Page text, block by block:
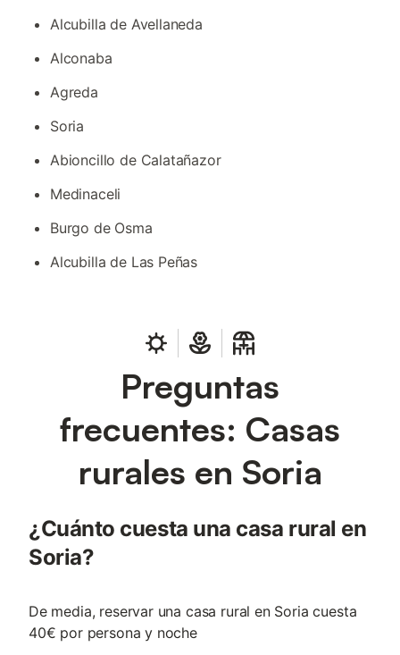
Alcubilla de Avellaneda
Alconaba
Agreda
Soria
Abioncillo de Calatañazor
Medinaceli
Burgo de Osma
Alcubilla de Las Peñas
Preguntas
frecuentes: Casas
rurales en Soria
¿Cuánto cuesta una casa rural en
Soria?
De media, reservar una casa rural en Soria cuesta
40€ por persona y noche